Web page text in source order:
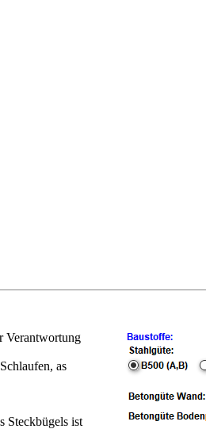
Verantwortung
as
Steckbügels ist